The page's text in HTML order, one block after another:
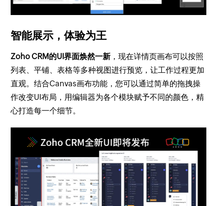
智能展示，体验为王
Zoho CRM的UI界面焕然一新 ，现在详情页画布可以按照
列表、平铺、表格等多种视图进行预览，让工作过程更加
直观。结合Canvas画布功能，您可以通过简单的拖拽操
作改变UI布局，用编辑器为各个模块赋予不同的颜色，精
心打造每一个细节。